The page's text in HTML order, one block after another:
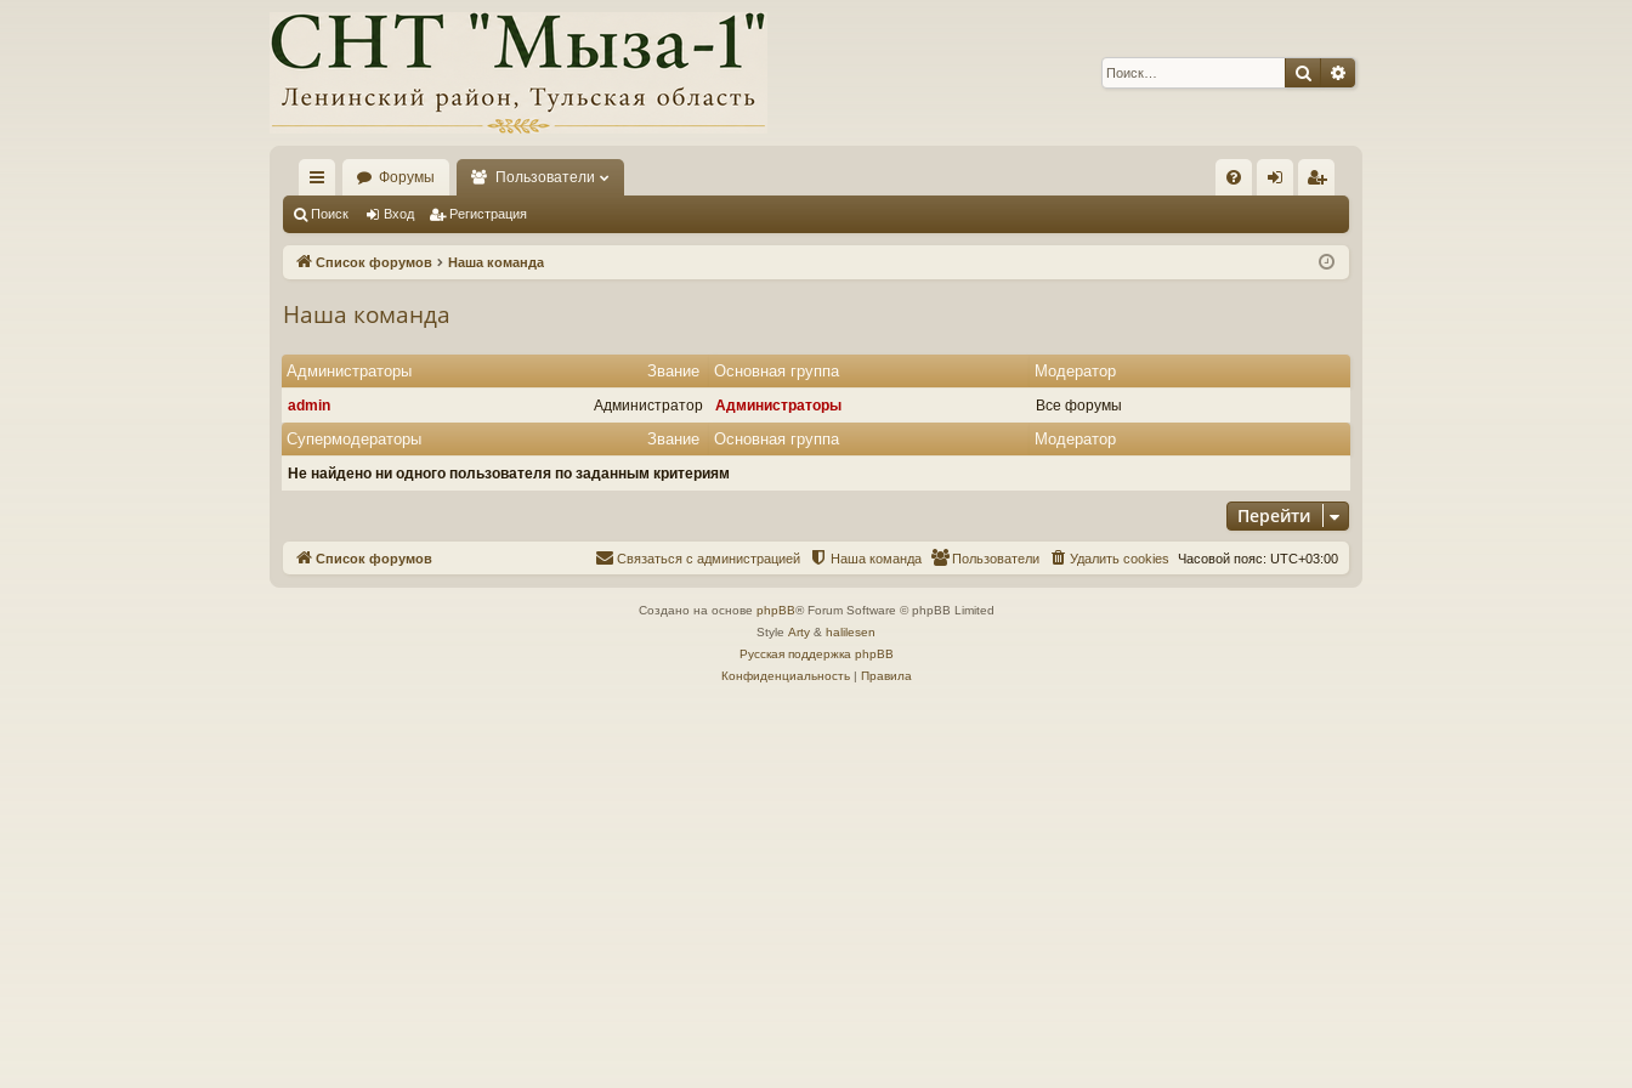
ПоискРасширенный поиск
с
ы
и
Форумы Пользователи
Q д ис
ия
Поиск Вход Регистрация
Список форумов Наша команда
Наша команда
Звание
Администраторы Основная группа Модератор
Администратор
admin Администраторы Все форумы
Звание
Супермодераторы Основная группа Модератор
Не найдено ни одного пользователя по заданным критериям
Перейти
Список форумов Часовой пояс: UTC+03:00
Удалить cookies
Пользователи
Наша команда
Связаться с администрацией
Создано на основе phpBB® Forum Software © phpBB Limited
Style Arty & halilesen
Русская поддержка phpBB
Конфиденциальность| Правила